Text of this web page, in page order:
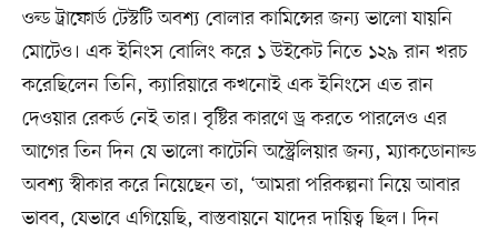
ওল্ড ট্রাফোর্ড টেস্টটি অবশ্য বোলার কামিন্সের জন্য ভালো যায়নি
মোটেও। এক ইনিংস বোলিং করে ১ উইকেট নিতে ১২৯ রান খরচ
করেছিলেন তিনি, ক্যারিয়ারে কখনোই এক ইনিংসে এত রান
দেওয়ার রেকর্ড নেই তার। বৃষ্টির কারণে ড্র করতে পারলেও এর
আগের তিন দিন যে ভালো কাটেনি অস্ট্রেলিয়ার জন্য, ম্যাকডোনাল্ড
অবশ্য স্বীকার করে নিয়েছেন তা, ‘আমরা পরিকল্পনা নিয়ে আবার
ভাবব, যেভাবে এগিয়েছি, বাস্তবায়নে যাদের দায়িত্ব ছিল। দিন